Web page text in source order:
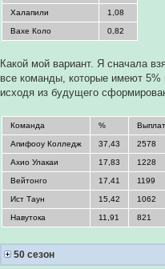
Халапили 1,08
Вахе Коло 0,82
Какой мой вариант. Я сначала
все команды, которые имеют 5%
исходя из будущего
Команда %
Апифооу Колледж 37,43 2578
Ахио Улакаи 17,83 1228
Вейтонго 17,41 1199
Ист Таун 15,42 1062
Навутока 11,91 821
50 сезон